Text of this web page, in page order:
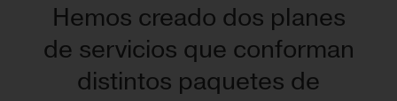
Hemos creado dos planes
de servicios que conforman
distintos paquetes de